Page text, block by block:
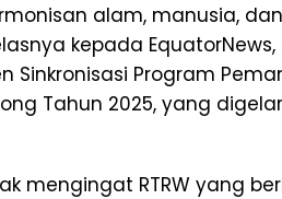
alam, manusia,
kepada
Sinkronisasi Program
Tahun 2025, yang
mengingat RTRW yang